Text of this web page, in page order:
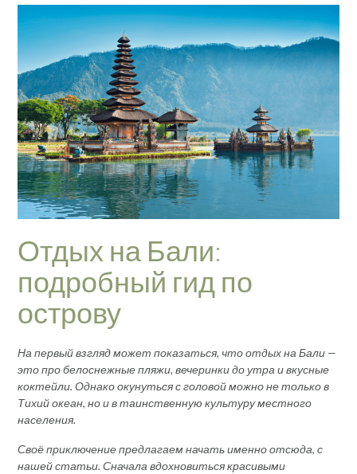
Отдых на Бали:
подробный гид по
острову
На первый взгляд может показаться, что отдых на Бали —
это про белоснежные пляжи, вечеринки до утра и вкусные
коктейли. Однако окунуться с головой можно не только в
Тихий океан, но и в таинственную культуру местного
населения.
Своё приключение предлагаем начать именно отсюда, с
нашей статьи. Сначала вдохновиться красивыми